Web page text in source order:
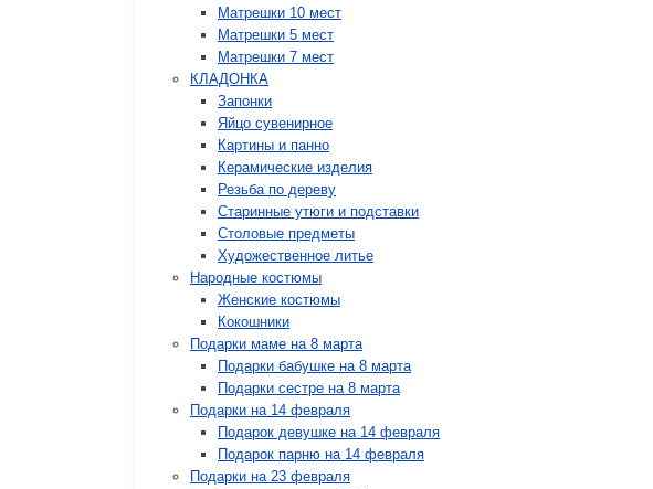
Матрешки 10 мест
Матрешки 5 мест
Матрешки 7 мест
КЛАДОНКА
Запонки
Яйцо сувенирное
Картины и панно
Керамические изделия
Резьба по дереву
Старинные утюги и подставки
Столовые предметы
Художественное литье
Народные костюмы
Женские костюмы
Кокошники
Подарки маме на 8 марта
Подарки бабушке на 8 марта
Подарки сестре на 8 марта
Подарки на 14 февраля
Подарок девушке на 14 февраля
Подарок парню на 14 февраля
Подарки на 23 февраля